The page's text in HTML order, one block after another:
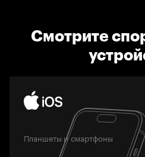
Смотрите
Планшеты и смартфоны